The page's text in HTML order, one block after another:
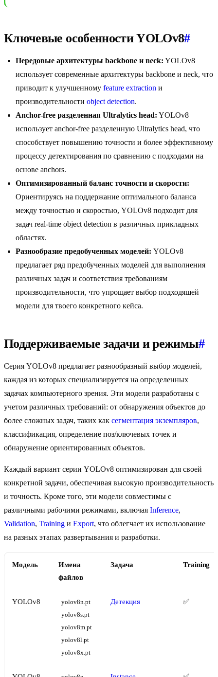
Ключевые особенности YOLOv8#
Передовые архитектуры backbone и neck: YOLOv8
использует современные архитектуры backbone и neck, что
приводит к улучшенному feature extraction и
производительности object detection.
Anchor-free разделенная Ultralytics head: YOLOv8
использует anchor-free разделенную Ultralytics head, что
способствует повышению точности и более эффективному
процессу детектирования по сравнению с подходами на
основе anchors.
Оптимизированный баланс точности и скорости:
Ориентируясь на поддержание оптимального баланса
между точностью и скоростью, YOLOv8 подходит для
задач real-time object detection в различных прикладных
областях.
Разнообразие предобученных моделей: YOLOv8
предлагает ряд предобученных моделей для выполнения
различных задач и соответствия требованиям
производительности, что упрощает выбор подходящей
модели для твоего конкретного кейса.
Поддерживаемые задачи и режимы#
Серия YOLOv8 предлагает разнообразный выбор моделей,
каждая из которых специализируется на определенных
задачах компьютерного зрения. Эти модели разработаны с
учетом различных требований: от обнаружения объектов до
более сложных задач, таких как сегментация экземпляров,
классификация, определение поз/ключевых точек и
обнаружение ориентированных объектов.
Каждый вариант серии YOLOv8 оптимизирован для своей
конкретной задачи, обеспечивая высокую производительность
и точность. Кроме того, эти модели совместимы с
различными рабочими режимами, включая Inference,
Validation, Training и Export, что облегчает их использование
на разных этапах развертывания и разработки.
Модель
Имена
файлов
Задача Training
YOLOv8
yolov8n.pt
yolov8s.pt
yolov8m.pt
yolov8l.pt
yolov8x.pt
Детекция ✅